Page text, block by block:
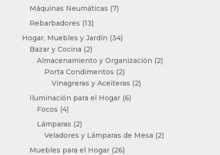
Máquinas Neumáticas 77
Rebarbadores 1313
productos
Hogar, Muebles y Jardín 3434
Bazar y Cocina 22
productos
Almacenamiento y Organización 22
Porta Condimentos 22
productos
Vinagreras y Aceiteras 22
Iluminación para el Hogar 66
Focos 44
productos
Lámparas 22
productos
Veladores y Lámparas de Mesa 22
Muebles para el Hogar 2626